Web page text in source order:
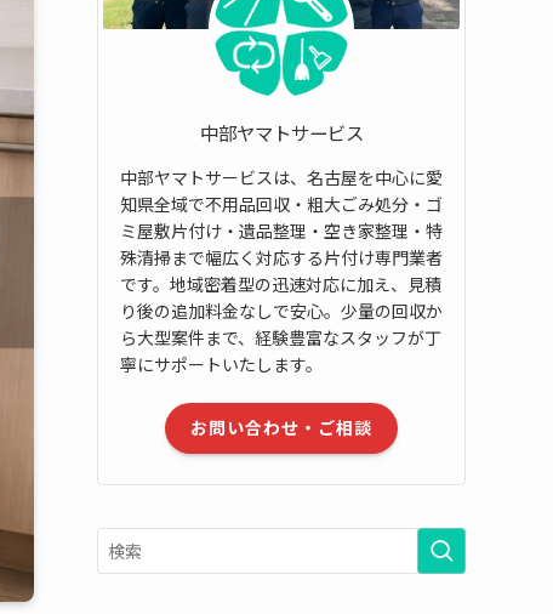
中部ヤマトサービス
中部ヤマトサービスは、名古屋を中心に愛
知県全域で不用品回収・粗大ごみ処分・ゴ
ミ屋敷片付け・遺品整理・空き家整理・特
殊清掃まで幅広く対応する片付け専門業者
です。地域密着型の迅速対応に加え、見積
り後の追加料金なしで安心。少量の回収か
ら大型案件まで、経験豊富なスタッフが丁
寧にサポートいたします。
お問い合わせ・ご相談